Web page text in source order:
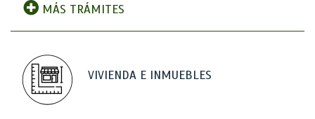
MÁS TRÁMITES
VIVIENDA E INMUEBLES